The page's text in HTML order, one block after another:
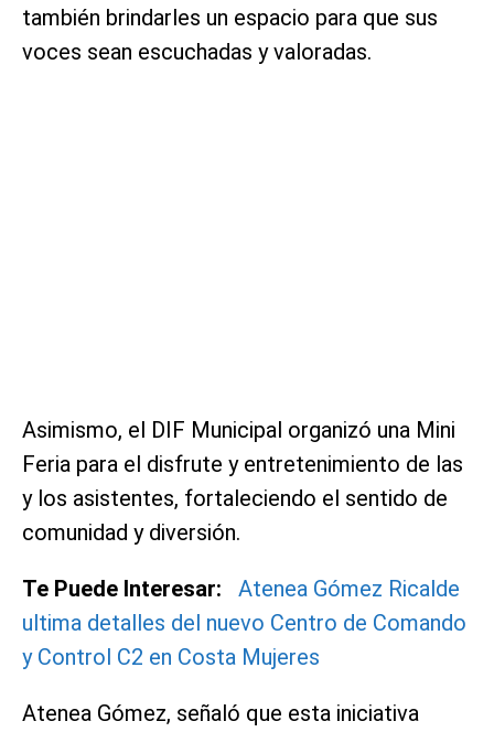
también brindarles un espacio para que sus
voces sean escuchadas y valoradas.
Asimismo, el DIF Municipal organizó una Mini
Feria para el disfrute y entretenimiento de las
y los asistentes, fortaleciendo el sentido de
comunidad y diversión.
Te Puede Interesar:
Atenea Gómez Ricalde
ultima detalles del nuevo Centro de Comando
y Control C2 en Costa Mujeres
Atenea Gómez, señaló que esta iniciativa